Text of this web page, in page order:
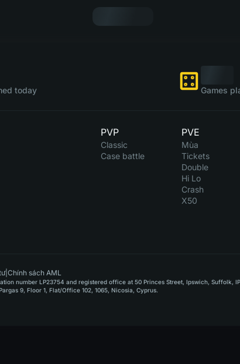
today Games
PVP
Classic
Case battle
PVE
Mùa
Tickets
Double
Hi Lo
Crash
X50
| Chính sách AML
number LP23754 and registered office at 50 Princes Street, Ipswich, Suffolk,
9, Floor 1, Flat/Office 102, 1065, Nicosia, Cyprus.